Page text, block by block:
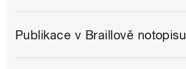
Publikace v Braillově notopisu